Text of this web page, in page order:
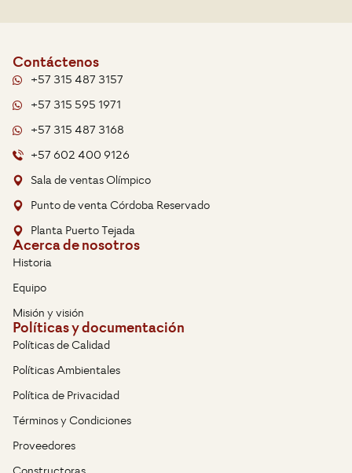
Contáctenos
+57 315 487 3157
+57 315 595 1971
+57 315 487 3168
+57 602 400 9126
Sala de ventas Olímpico
Punto de venta Córdoba Reservado
Planta Puerto Tejada
Acerca de nosotros
Historia
Equipo
Misión y visión
Políticas y documentación
Políticas de Calidad
Políticas Ambientales
Política de Privacidad
Términos y Condiciones
Proveedores